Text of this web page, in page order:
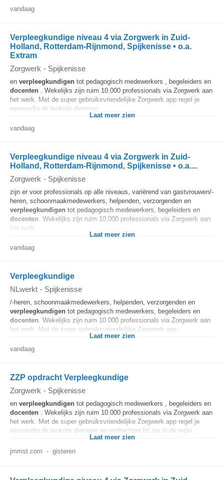
vandaag
Verpleegkundige niveau 4 via Zorgwerk in Zuid-
Holland, Rotterdam-Rijnmond, Spijkenisse • o.a.
Extram
Zorgwerk - Spijkenisse
en verpleegkundigen tot pedagogisch medewerkers , begeleiders en
docenten . Wekelijks zijn ruim 10.000 professionals via Zorgwerk aan
het werk. Met de super gebruiksvriendelijke Zorgwerk app regel je
eenvoudig de leukste diensten...
Laat meer zien
vandaag
Verpleegkundige niveau 4 via Zorgwerk in Zuid-
Holland, Rotterdam-Rijnmond, Spijkenisse • o.a....
Zorgwerk - Spijkenisse
zijn er voor professionals op alle niveaus, variërend van gastvrouwen/-
heren, schoonmaakmedewerkers, helpenden, verzorgenden en
verpleegkundigen tot pedagogisch medewerkers, begeleiders en
docenten. Wekelijks zijn ruim 10.000 professionals via Zorgwerk aan
het werk...
Laat meer zien
vandaag
Verpleegkundige
NLwerkt - Spijkenisse
/-heren, schoonmaakmedewerkers, helpenden, verzorgenden en
verpleegkundigen tot pedagogisch medewerkers, begeleiders en
docenten. Wekelijks zijn ruim 10.000 professionals via Zorgwerk aan
het werk. Met de super gebruiksvriendelijke Zorgwerk app...
Laat meer zien
vandaag
ZZP opdracht Verpleegkundige
Zorgwerk - Spijkenisse
en verpleegkundigen tot pedagogisch medewerkers , begeleiders en
docenten . Wekelijks zijn ruim 10.000 professionals via Zorgwerk aan
het werk. Met de super gebruiksvriendelijke Zorgwerk app regel je
eenvoudig de leukste diensten en opdrachten bij jou in de regio...
Laat meer zien
jmmst.com - gisteren